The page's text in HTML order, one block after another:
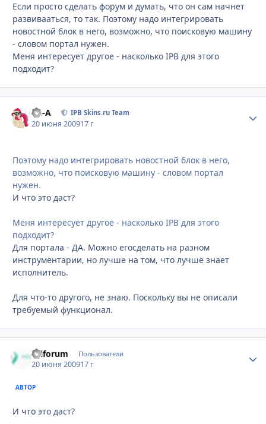
Если просто сделать форум и думать, что он сам начнет
развивааться, то так. Поэтому надо интегрировать
новостной блок в него, возможно, что поисковую машину
- словом портал нужен.
Меня интересует другое - насколько IPB для этого
подходит?
Ph-A IPB Skins.ru Team
20 июня 200917 г
Поэтому надо интегрировать новостной блок в него,
возможно, что поисковую машину - словом портал
нужен.
И что это даст?
Меня интересует другое - насколько IPB для этого
подходит?
Для портала - ДА. Можно егосделать на разном
инструментарии, но лучше на том, что лучше знает
исполнитель.
Для что-то другого, не знаю. Поскольку вы не описали
требуемый функционал.
Oilforum Пользователи
20 июня 200917 г
АВТОР
И что это даст?